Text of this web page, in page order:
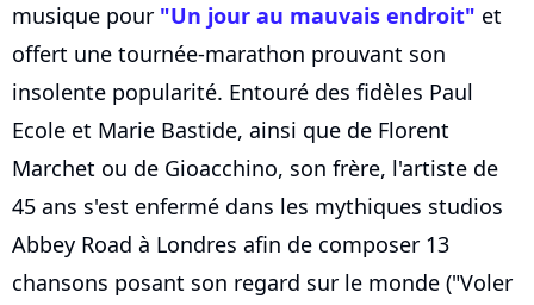
musique pour "Un jour au mauvais endroit" et
offert une tournée-marathon prouvant son
insolente popularité. Entouré des fidèles Paul
Ecole et Marie Bastide, ainsi que de Florent
Marchet ou de Gioacchino, son frère, l'artiste de
45 ans s'est enfermé dans les mythiques studios
Abbey Road à Londres afin de composer 13
chansons posant son regard sur le monde ("Voler